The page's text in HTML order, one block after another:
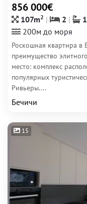
856 000€
107m2 2
1
200м до моря
Роскошная квартира
преимущество
место: комплекс
популярных
Ривьеры....
Бечичи
15